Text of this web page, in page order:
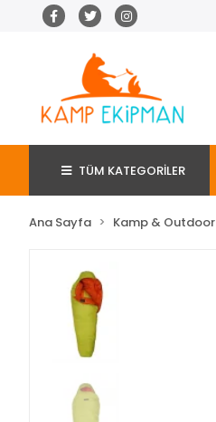
TÜM KATEGORİLER
Ana Sayfa Kamp & Outdoor